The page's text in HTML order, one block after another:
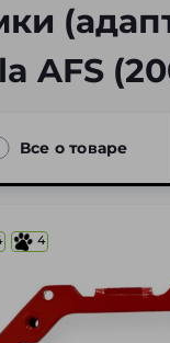
AFS
Все о товаре
4